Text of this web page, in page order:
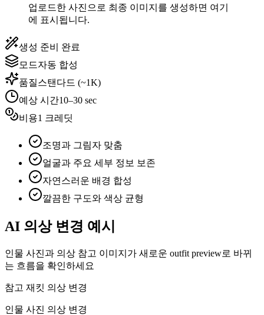
업로드한 사진으로 최종 이미지를 생성하면 여기
에 표시됩니다.
생성 준비 완료
모드자동 합성
품질스탠다드 (~1K)
예상 시간10–30 sec
비용1 크레딧
조명과 그림자 맞춤
얼굴과 주요 세부 정보 보존
자연스러운 배경 합성
깔끔한 구도와 색상 균형
AI 의상 변경 예시
인물 사진과 의상 참고 이미지가 새로운 outfit preview로 바뀌
는 흐름을 확인하세요
참고 재킷 의상 변경
인물 사진 의상 변경